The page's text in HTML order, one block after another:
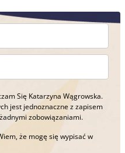
Się Katarzyna Wągrowska.
jest jednoznaczne z zapisem
zobowiązaniami.
że mogę się wypisać w